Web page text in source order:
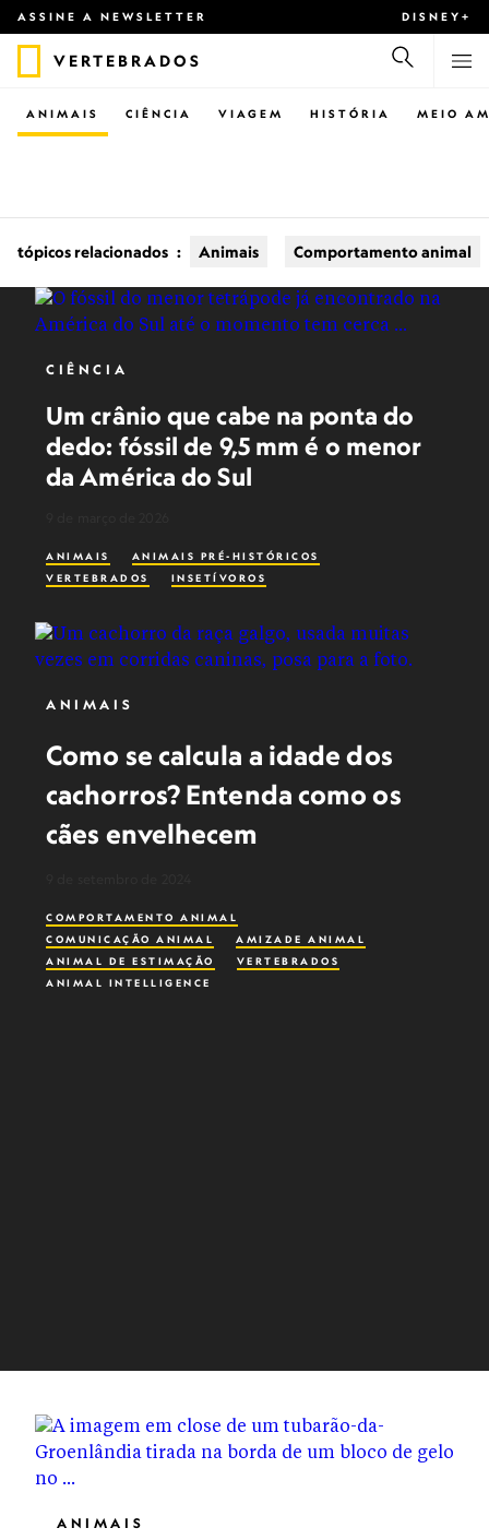
ASSINE A NEWSLETTER DISNEY+
VERTEBRADOS
CIÊNCIA VIAGEM
ANIMAIS HISTÓRIA MEIO
tópicos relacionados : Animais Comportamento animal
CIÊNCIA
Um crânio que cabe na ponta do
dedo: fóssil de 9,5 mm é o menor
da América do Sul
ANIMAIS
ANIMAIS PRÉ-HISTÓRICOS
VERTEBRADOS
INSETÍVOROS
ANIMAIS
Como se calcula a idade dos
cachorros? Entenda como os
cães envelhecem
COMPORTAMENTO ANIMAL
COMUNICAÇÃO ANIMAL
AMIZADE ANIMAL
ANIMAL DE ESTIMAÇÃO
VERTEBRADOS
ANIMAL INTELLIGENCE
ANIMAIS